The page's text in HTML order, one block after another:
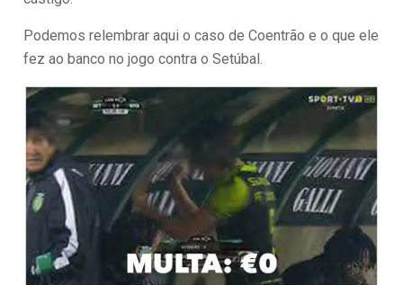
Podemos relembrar aqui o caso de Coentrão e o que ele
fez ao banco no jogo contra o Setúbal.